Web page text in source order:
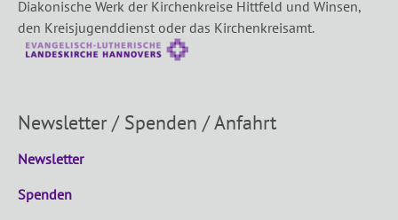
Diakonische Werk der Kirchenkreise Hittfeld und Winsen,
den Kreisjugenddienst oder das Kirchenkreisamt.
Newsletter / Spenden / Anfahrt
Newsletter
Spenden